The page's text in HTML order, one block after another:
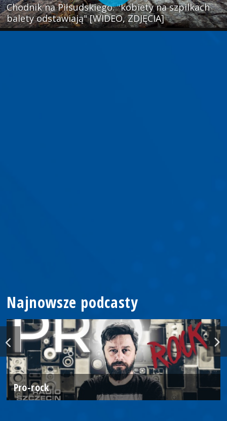
Chodnik na Piłsudskiego: "kobiety na szpilkach
balety odstawiają" [WIDEO, ZDJĘCIA]
Najnowsze podcasty
Pro-rock